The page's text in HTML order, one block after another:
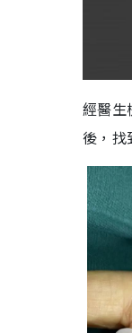
經醫生
後，找